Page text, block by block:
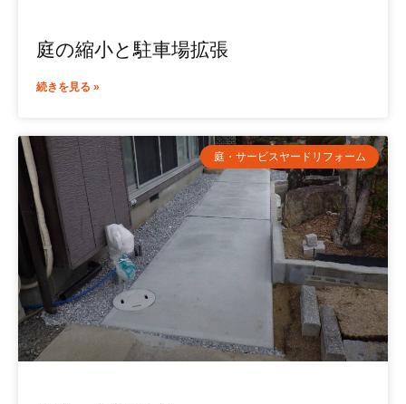
庭の縮小と駐車場拡張
続きを見る »
庭・サービスヤードリフォーム